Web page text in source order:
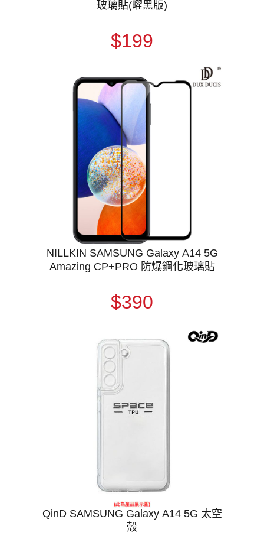
玻璃貼(曜黑版)
$199
NILLKIN SAMSUNG Galaxy A14 5G
Amazing CP+PRO 防爆鋼化玻璃貼
$390
QinD SAMSUNG Galaxy A14 5G 太空
殼